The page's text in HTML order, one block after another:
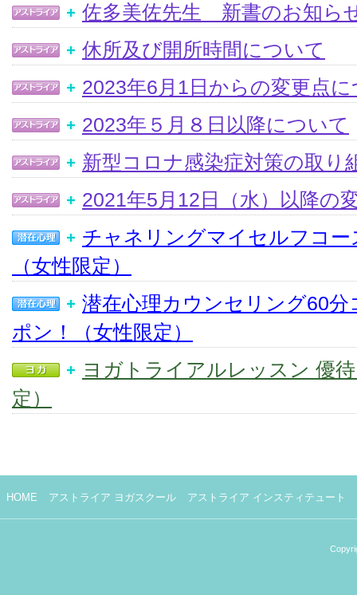
佐多美佐先生 新書のお知ら
休所及び開所時間について
2023年6月1日からの変更点
2023年５月８日以降について
新型コロナ感染症対策の取り
2021年5月12日（水）以降の
チャネリングマイセルフコ
（女性限定）
潜在心理カウンセリング60
ポン！（女性限定）
ヨガトライアルレッスン 優
定）
HOME アストライア ヨガスクール アストライア インスティテュート